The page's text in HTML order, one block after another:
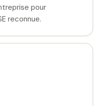
pour
reconnue.